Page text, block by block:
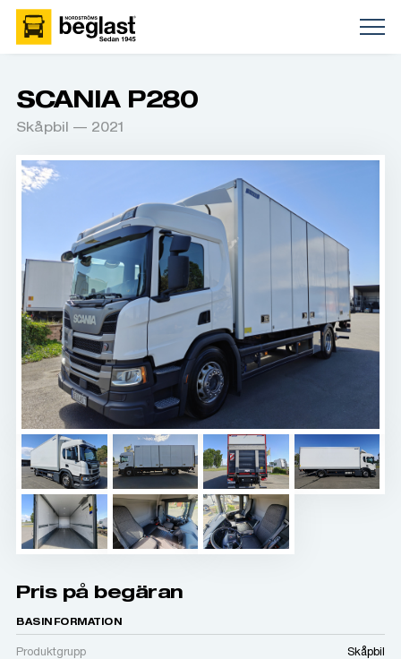
SCANIA P280
Skåpbil — 2021
Pris på begäran
BASINFORMATION
Produktgrupp Skåpbil